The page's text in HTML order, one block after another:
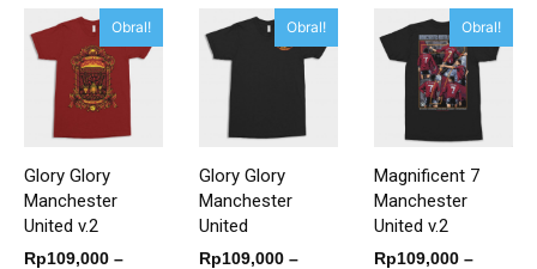
Obral!
Glory Glory
Manchester
United v.2
Rp109,000 –
Obral!
Glory Glory
Manchester
United
Rp109,000 –
Obral!
Magnificent 7
Manchester
United v.2
Rp109,000 –